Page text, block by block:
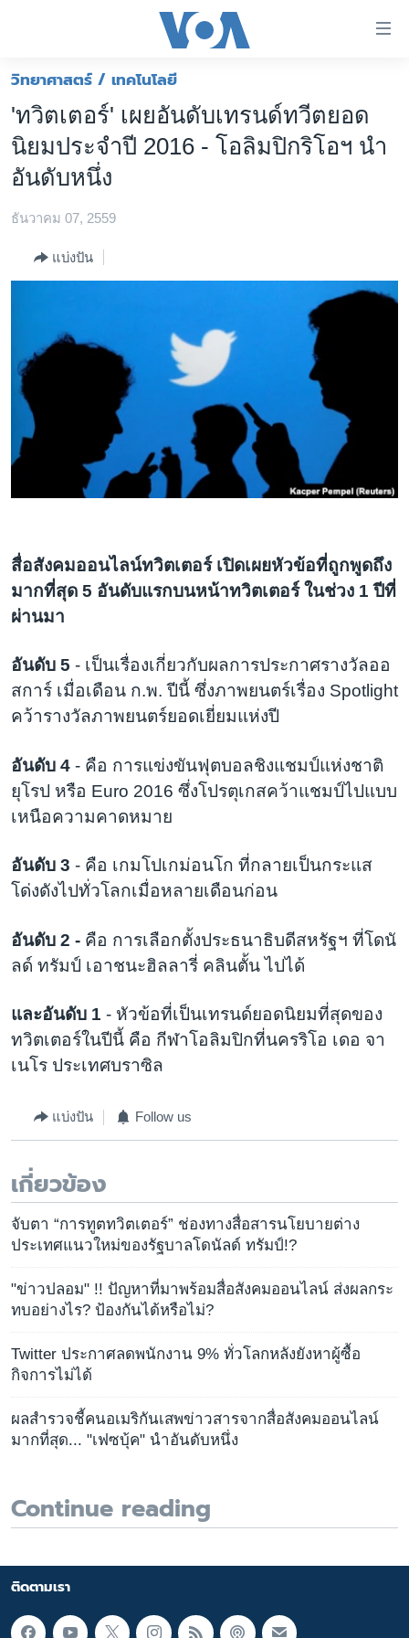
ต่อ
ข้าม
เนื้อหา
หลัก
ไป
ข้าม
การ
ค้นหา
โลก
เอเชีย
ไทย
ธุรกิจ
สังคมและสุขภาพ
ไลฟ์สไตล์
ตรวจสอบข่าว
เรียนรู้ภาษาอังกฤษ
พอดคาสต์
เลือกภาษา
วิทยาศาสตร์ / เทคโนโลยี
'ทวิตเตอร์' เผยอันดับเทรนด์ทวีตยอด
นิยมประจำปี 2016 - โอลิมปิกริโอฯ นำ
อันดับหนึ่ง
ธันวาคม 07, 2559
แบ่งปัน
สื่อสังคมออนไลน์ทวิตเตอร์ เปิดเผยหัวข้อที่ถูกพูดถึง
มากที่สุด 5 อันดับแรกบนหน้าทวิตเตอร์ ในช่วง 1 ปีที่
ผ่านมา
อันดับ 5 - เป็นเรื่องเกี่ยวกับผลการประกาศรางวัลออ
สการ์ เมื่อเดือน ก.พ. ปีนี้ ซึ่งภาพยนตร์เรื่อง Spotlight
คว้ารางวัลภาพยนตร์ยอดเยี่ยมแห่งปี
อันดับ 4 - คือ การแข่งขันฟุตบอลชิงแชมป์แห่งชาติ
ยุโรป หรือ Euro 2016 ซึ่งโปรตุเกสคว้าแชมป์ไปแบบ
เหนือความคาดหมาย
อันดับ 3 - คือ เกมโปเกม่อนโก ที่กลายเป็นกระแส
โด่งดังไปทั่วโลกเมื่อหลายเดือนก่อน
อันดับ 2 - คือ การเลือกตั้งประธนาธิบดีสหรัฐฯ ที่โดนั
ลด์ ทรัมป์ เอาชนะฮิลลารี่ คลินตั้น ไปได้
และอันดับ 1 - หัวข้อที่เป็นเทรนด์ยอดนิยมที่สุดของ
ทวิตเตอร์ในปีนี้ คือ กีฬาโอลิมปิกที่นครริโอ เดอ จา
เนโร ประเทศบราซิล
แบ่งปัน Follow us
เกี่ยวข้อง
จับตา “การทูตทวิตเตอร์” ช่องทางสื่อสารนโยบายต่าง
ประเทศแนวใหม่ของรัฐบาลโดนัลด์ ทรัมป์!?
"ข่าวปลอม" !! ปัญหาที่มาพร้อมสื่อสังคมออนไลน์ ส่งผลกระ
ทบอย่างไร? ป้องกันได้หรือไม่?
Twitter ประกาศลดพนักงาน 9% ทั่วโลกหลังยังหาผู้ซื้อ
กิจการไม่ได้
ผลสำรวจชี้คนอเมริกันเสพข่าวสารจากสื่อสังคมออนไลน์
มากที่สุด... "เฟซบุ้ค" นำอันดับหนึ่ง
Continue reading
ติดตามเรา